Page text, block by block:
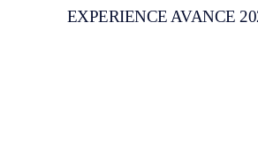
EXPERIENCE AVANCE